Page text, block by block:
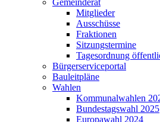
Gemeinderat
Mitglieder
Ausschüsse
Fraktionen
Sitzungstermine
Tagesordnung
Bürgerserviceportal
Bauleitpläne
Wahlen
Kommunalwahlen
Bundestagswahl 2025
Europawahl 2024